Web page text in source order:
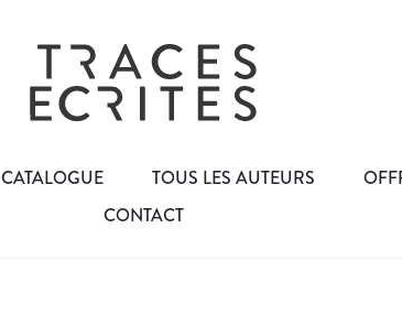
CATALOGUE TOUS LES AUTEURS
CONTACT